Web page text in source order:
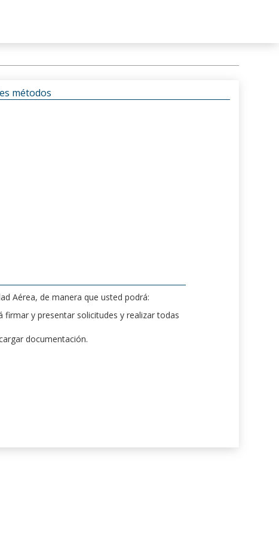
métodos
Aérea, de manera que usted podrá:
firmar y presentar solicitudes y realizar todas
documentación.